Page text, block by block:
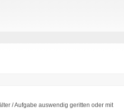
/ Aufgabe auswendig geritten oder mit